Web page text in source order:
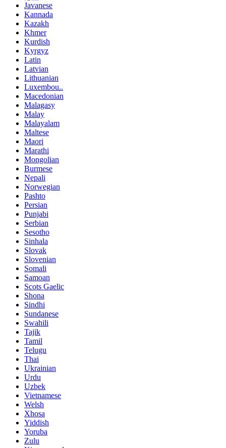
Javanese
Kannada
Kazakh
Khmer
Kurdish
Kyrgyz
Latin
Latvian
Lithuanian
Luxembou..
Macedonian
Malagasy
Malay
Malayalam
Maltese
Maori
Marathi
Mongolian
Burmese
Nepali
Norwegian
Pashto
Persian
Punjabi
Serbian
Sesotho
Sinhala
Slovak
Slovenian
Somali
Samoan
Scots Gaelic
Shona
Sindhi
Sundanese
Swahili
Tajik
Tamil
Telugu
Thai
Ukrainian
Urdu
Uzbek
Vietnamese
Welsh
Xhosa
Yiddish
Yoruba
Zulu